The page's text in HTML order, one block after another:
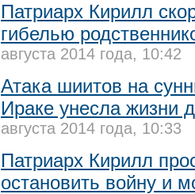
Патриарх Кирилл
гибелью
августа 2014 года, 10:42
Атака шиитов на
Ираке унесла жизни
августа 2014 года, 10:33
Патриарх Кирилл
остановить войну и